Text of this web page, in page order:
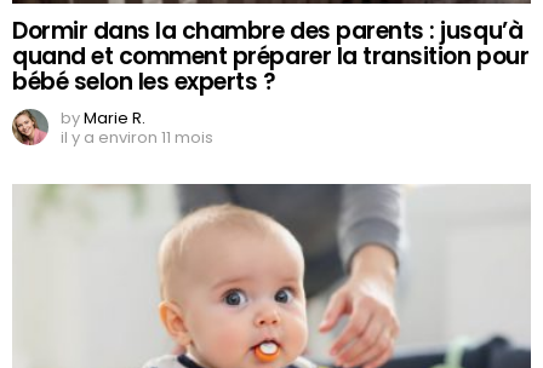
Dormir dans la chambre des parents : jusqu’à
quand et comment préparer la transition pour
bébé selon les experts ?
byMarie R.
il y a environ 11 mois